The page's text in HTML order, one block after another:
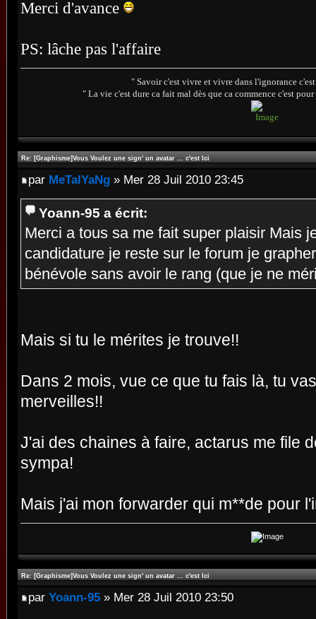
Merci d'avance
PS: lâche pas l'affaire
" Savoir c'est vivre et vivre dans l'ignorance
" La vie c'est dure ca fait mal dès que ca commence c'est
Re: [Graphisme]Vous Voulez une sign' un avatar ... c'est Ici
par MeTalYaNg » Mer 28 Juil 2010 23:45
Yoann-95 a écrit:
Merci a tous sa me fait super plaisir Mais
candidature je reste sur le forum je
bénévole sans avoir le rang (que je ne
Mais si tu le mérites je trouve!!
Dans 2 mois, vue ce que tu fais là, tu
merveilles!!
J'ai des chaines à faire, actarus me file
sympa!
Mais j'ai mon forwarder qui m**de pour
Re: [Graphisme]Vous Voulez une sign' un avatar ... c'est Ici
par Yoann-95 » Mer 28 Juil 2010 23:50